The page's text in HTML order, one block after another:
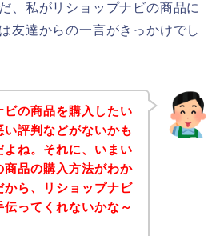
、私がリショップナビの商品に
友達からの一言がきっかけでし
の商品を購入したい
い評判などがないかも
ね。それに、いまい
商品の購入方法がわか
から、リショップナビ
ってくれないかな～